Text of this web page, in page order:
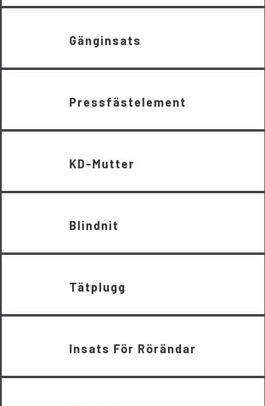
Gänginsats
Pressfästelement
KD-Mutter
Blindnit
Tätplugg
Insats För Rörändar